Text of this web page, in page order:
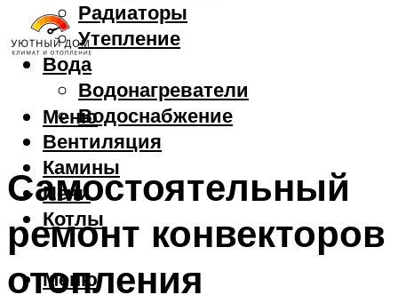
Радиаторы
Утепление
Вода
Водонагреватели
Водоснабжение
Вентиляция
Камины
Печи
Котлы
Меню
Меню
Самостоятельный
ремонт конвекторов
отопления